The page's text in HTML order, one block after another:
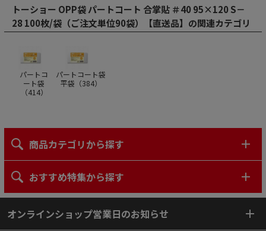
トーショー OPP袋 パートコート 合掌貼 ＃40 95×120 S－
28 100枚/袋（ご注文単位90袋）【直送品】の関連カテゴリ
パートコ
ート袋
（414）
パートコート袋
平袋（384）
商品カテゴリから探す
おすすめ特集から探す
オンラインショップ営業日のお知らせ